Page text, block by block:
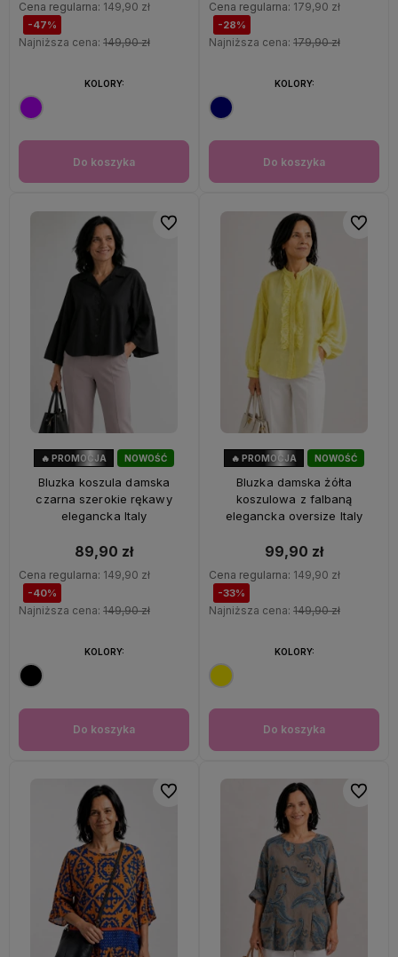
Cena regularna: 149,90 zł
-47%
Najniższa cena: 149,90 zł
Do koszyka
KOLORY:
Cena regularna: 179,90 zł
-28%
Najniższa cena: 179,90 zł
Do koszyka
KOLORY:
NOWOŚĆ
🔥 PROMOCJA
Bluzka koszula damska
czarna szerokie rękawy
elegancka Italy
89,90 zł
Cena regularna: 149,90 zł
-40%
Najniższa cena: 149,90 zł
Do koszyka
KOLORY:
Do ulubionych
NOWOŚĆ
OKAZJA
🔥 PROMOCJA
Bluzka damska żółta
koszulowa z falbaną
elegancka oversize Italy
99,90 zł
Cena regularna: 149,90 zł
-33%
Najniższa cena: 149,90 zł
Do koszyka
KOLORY:
Do
Do ulubionych Do